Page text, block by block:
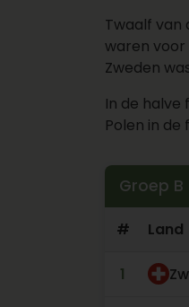
Twaalf van
waren voor
Zweden
In de
Polen in
Groep B
# Land
1